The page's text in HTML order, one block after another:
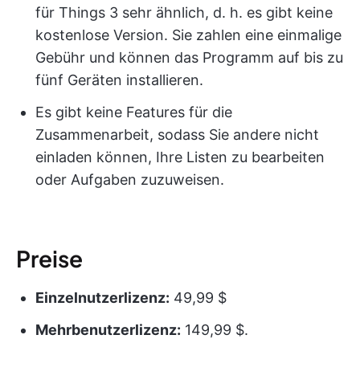
für Things 3 sehr ähnlich, d. h. es gibt keine
kostenlose Version. Sie zahlen eine einmalige
Gebühr und können das Programm auf bis zu
fünf Geräten installieren.
Es gibt keine Features für die
Zusammenarbeit, sodass Sie andere nicht
einladen können, Ihre Listen zu bearbeiten
oder Aufgaben zuzuweisen.
Preise
Einzelnutzerlizenz: 49,99 $
Mehrbenutzerlizenz: 149,99 $.